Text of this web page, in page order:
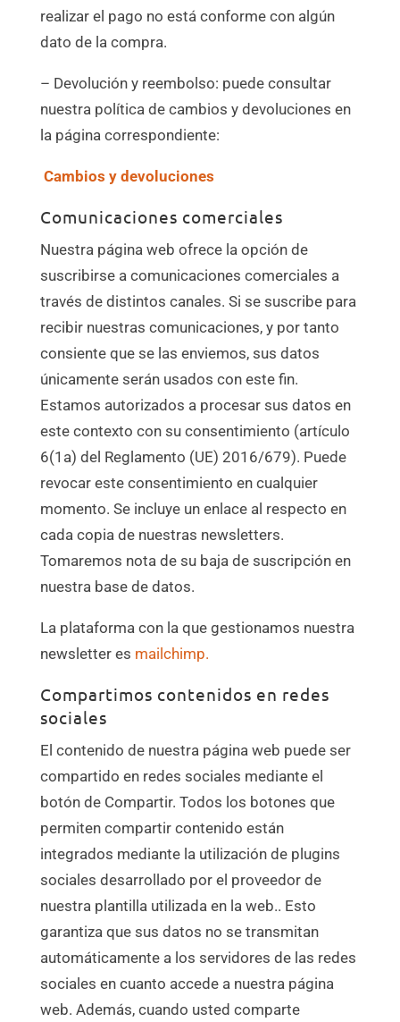
realizar el pago no está conforme con algún
dato de la compra.
– Devolución y reembolso: puede consultar
nuestra política de cambios y devoluciones en
la página correspondiente:
Cambios y devoluciones
Comunicaciones comerciales
Nuestra página web ofrece la opción de
suscribirse a comunicaciones comerciales a
través de distintos canales. Si se suscribe para
recibir nuestras comunicaciones, y por tanto
consiente que se las enviemos, sus datos
únicamente serán usados con este fin.
Estamos autorizados a procesar sus datos en
este contexto con su consentimiento (artículo
6(1a) del Reglamento (UE) 2016/679). Puede
revocar este consentimiento en cualquier
momento. Se incluye un enlace al respecto en
cada copia de nuestras newsletters.
Tomaremos nota de su baja de suscripción en
nuestra base de datos.
La plataforma con la que gestionamos nuestra
newsletter es mailchimp.
Compartimos contenidos en redes
sociales
El contenido de nuestra página web puede ser
compartido en redes sociales mediante el
botón de Compartir. Todos los botones que
permiten compartir contenido están
integrados mediante la utilización de plugins
sociales desarrollado por el proveedor de
nuestra plantilla utilizada en la web.. Esto
garantiza que sus datos no se transmitan
automáticamente a los servidores de las redes
sociales en cuanto accede a nuestra página
web. Además, cuando usted comparte